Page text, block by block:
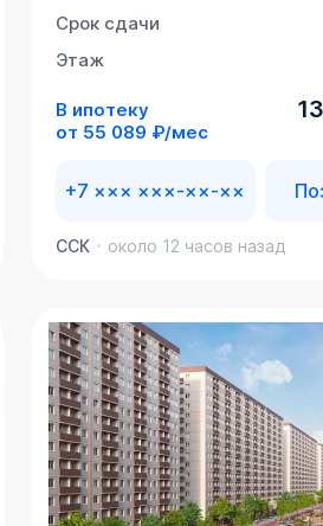
Срок сдачи
Этаж
В ипотеку
от 55 089 ₽/мес
+7 ××× ×××-××-××
ССК около 12 часов назад